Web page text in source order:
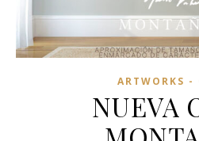
ARTWORKS -
NUEVA